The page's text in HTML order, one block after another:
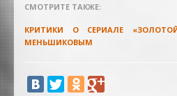
СМОТРИТЕ ТАКЖЕ:
КРИТИКИ О СЕРИАЛЕ
МЕНЬШИКОВЫМ